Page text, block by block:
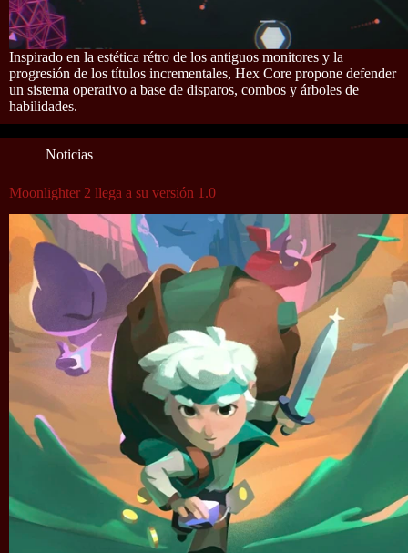
Inspirado en la estética rétro de los antiguos monitores y la
progresión de los títulos incrementales, Hex Core propone defender
un sistema operativo a base de disparos, combos y árboles de
habilidades.
Noticias
Moonlighter 2 llega a su versión 1.0